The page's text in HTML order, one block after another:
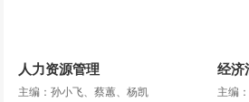
人力资源管理
主编：孙小飞、蔡蕙、杨凯
经济
主编